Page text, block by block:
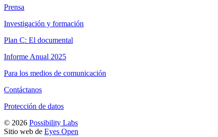
Prensa
Investigación y formación
Plan C: El documental
Informe Anual 2025
Para los medios de comunicación
Contáctanos
Protección de datos
© 2026 Possibility Labs
Sitio web de Eyes Open